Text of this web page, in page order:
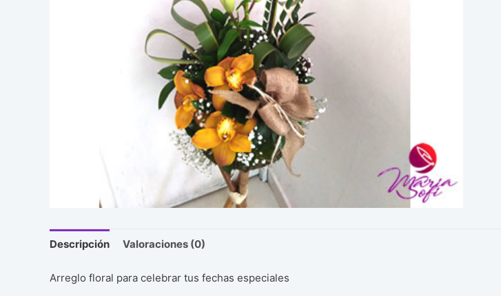
Descripción Valoraciones (0)
Arreglo floral para celebrar tus fechas especiales